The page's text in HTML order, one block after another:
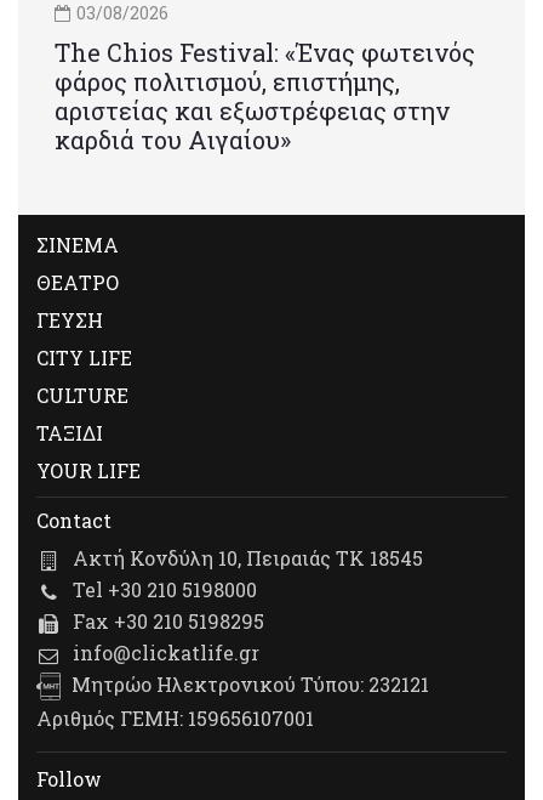
03/08/2026
Τhe Chios Festival: «Ένας φωτεινός
φάρος πολιτισμού, επιστήμης,
αριστείας και εξωστρέφειας στην
καρδιά του Αιγαίου»
ΣΙΝΕΜΑ
ΘΕΑΤΡΟ
ΓΕΥΣΗ
CITY LIFE
CULTURE
ΤΑΞΙΔΙ
YOUR LIFE
Contact
Ακτή Κονδύλη 10, Πειραιάς ΤΚ 18545
Tel +30 210 5198000
Fax +30 210 5198295
info@clickatlife.gr
Μητρώο Ηλεκτρονικού Τύπου: 232121
Αριθμός ΓΕΜΗ: 159656107001
Follow